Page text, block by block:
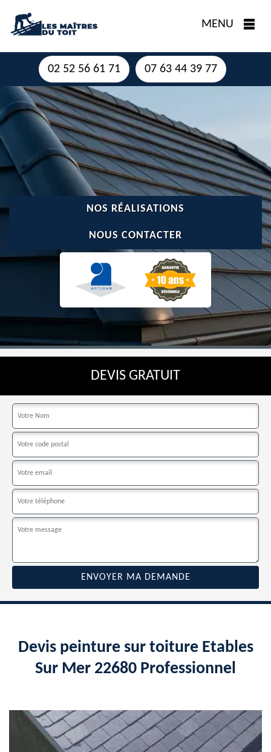
MENU
02 52 56 61 71 07 63 44 39 77
NOS RÉALISATIONS
NOUS CONTACTER
DEVIS GRATUIT
Devis peinture sur toiture Etables
Sur Mer 22680 Professionnel